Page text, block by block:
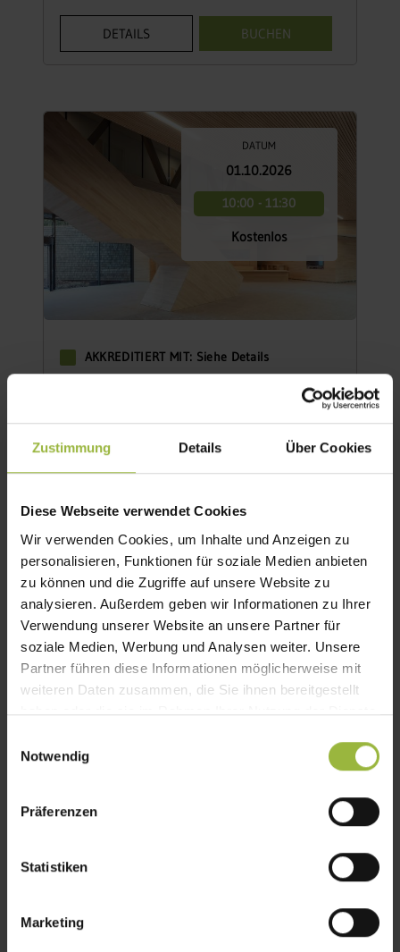
Zustimmung Details Über Cookies
Diese Webseite verwendet Cookies
Wir verwenden Cookies, um Inhalte und Anzeigen zu
personalisieren, Funktionen für soziale Medien anbieten
zu können und die Zugriffe auf unsere Website zu
analysieren. Außerdem geben wir Informationen zu Ihrer
Verwendung unserer Website an unsere Partner für
soziale Medien, Werbung und Analysen weiter. Unsere
Partner führen diese Informationen möglicherweise mit
weiteren Daten zusammen, die Sie ihnen bereitgestellt
haben oder die sie im Rahmen Ihrer Nutzung der Dienste
Notwendig
Präferenzen
Statistiken
Marketing
DETAILS BUCHEN
DATUM
01.10.2026
10:00 - 11:30
Kostenlos
AKKREDITIERT MIT: Siehe Details
Werkvortrag am Holzbau-Donnerstag
Teilnahmeart:ONLINE Sprachen:DEUTSCH
DETAILS BUCHEN
DATUM
01.10.2026
10:00 - 12:00
Beschleunigung von Planungs- und